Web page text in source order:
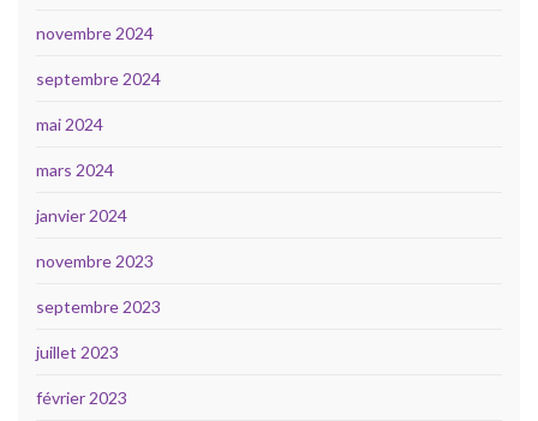
novembre 2024
septembre 2024
mai 2024
mars 2024
janvier 2024
novembre 2023
septembre 2023
juillet 2023
février 2023